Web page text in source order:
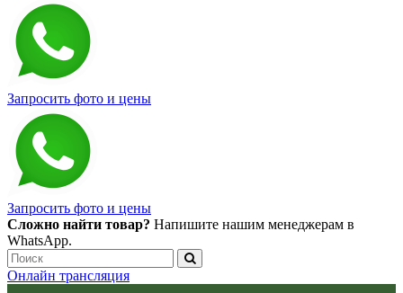
Запросить фото и цены
Запросить фото и цены
Сложно найти товар? Напишите нашим менеджерам в
WhatsApp.
Онлайн трансляция